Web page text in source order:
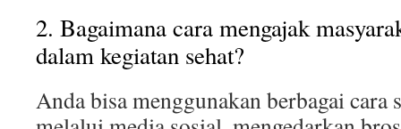
2. Bagaimana cara mengajak
dalam kegiatan sehat?
Anda bisa menggunakan berbagai